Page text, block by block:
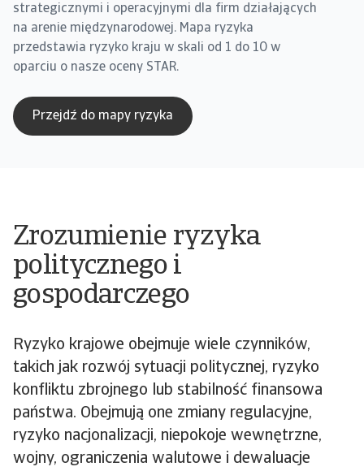
strategicznymi i operacyjnymi dla firm działających
na arenie międzynarodowej. Mapa ryzyka
przedstawia ryzyko kraju w skali od 1 do 10 w
oparciu o nasze oceny STAR.
Przejdź do mapy ryzyka
Zrozumienie ryzyka
politycznego i
gospodarczego
Ryzyko krajowe obejmuje wiele czynników,
takich jak rozwój sytuacji politycznej, ryzyko
konfliktu zbrojnego lub stabilność finansowa
państwa. Obejmują one zmiany regulacyjne,
ryzyko nacjonalizacji, niepokoje wewnętrzne,
wojny, ograniczenia walutowe i dewaluacje